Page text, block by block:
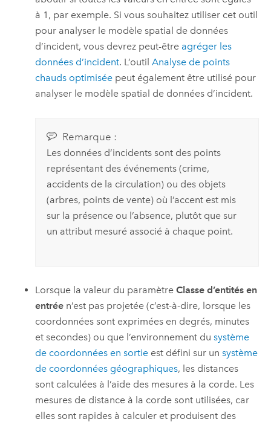
à 1, par exemple. Si vous souhaitez utiliser cet outil
pour analyser le modèle spatial de données
d’incident, vous devrez peut-être agréger les
données d’incident. L’outilAnalyse de points
chauds optimisée peut également être utilisé pour
analyser le modèle spatial de données d’incident.
Remarque :
Les données d’incidents sont des points
représentant des événements (crime,
accidents de la circulation) ou des objets
(arbres, points de vente) où l’accent est mis
sur la présence ou l’absence, plutôt que sur
un attribut mesuré associé à chaque point.
Lorsque la valeur du paramètreClasse d’entités en
entrée n’est pas projetée (c’est-à-dire, lorsque les
coordonnées sont exprimées en degrés, minutes
et secondes) ou que l’environnement dusystème
de coordonnées en sortie est défini sur unsystème
de coordonnées géographiques, les distances
sont calculées à l’aide des mesures à la corde. Les
mesures de distance à la corde sont utilisées, car
elles sont rapides à calculer et produisent des